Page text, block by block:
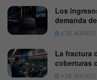
Los
demanda
5 DE
La fractura
coberturas
4 DE